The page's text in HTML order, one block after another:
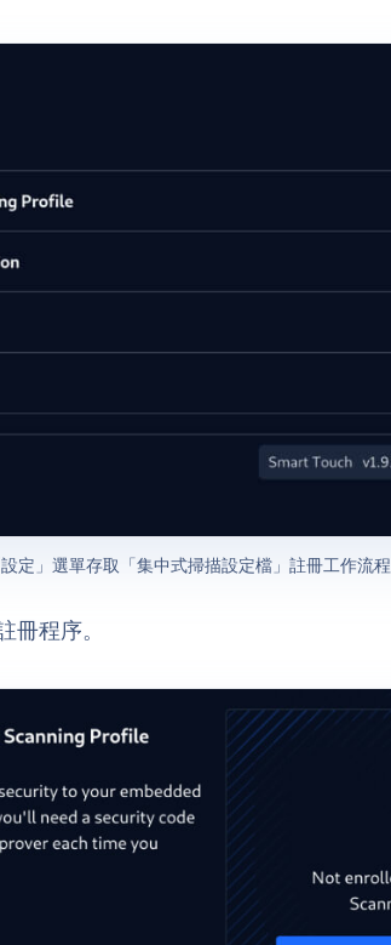
定」選單存取「集中式掃描設定檔」註冊工作流程
冊程序。